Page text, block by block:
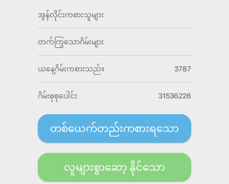
အွန်လိုင်းကစားသူများ
တက်ကြွသောဂိမ်းများ
ယနေ့ဂိမ်းကစားသည်။ 3787
ဂိမ်းစုစုပေါင်း 31536226
တစ်ယေက်တည်းကစားရသော
လူများစွာဆော့ နိုင်သော